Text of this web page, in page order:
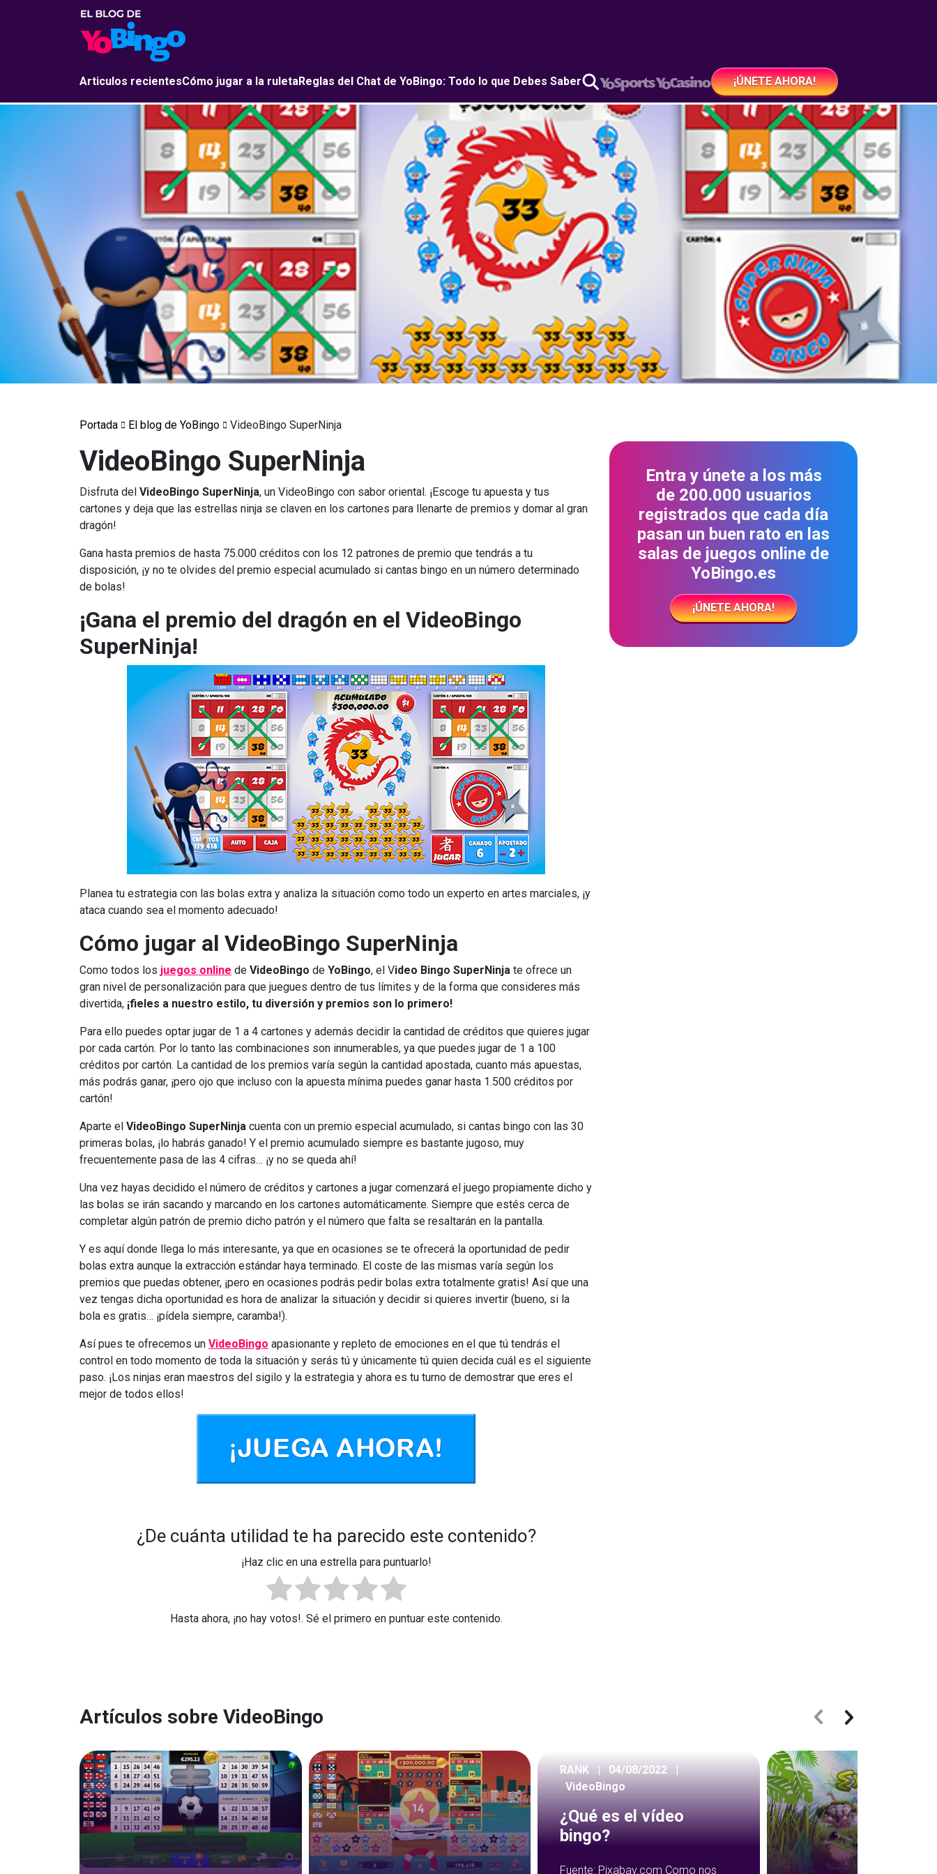
Articulos recientesCómo jugar a la ruletaReglas del Chat de YoBingo: Todo lo que Debes Saber ¡ÚNETE AHORA!
Portada El blog de YoBingo VideoBingo SuperNinja
VideoBingo SuperNinja
Disfruta del VideoBingo SuperNinja, un VideoBingo con sabor oriental. ¡Escoge tu apuesta y tus
cartones y deja que las estrellas ninja se claven en los cartones para llenarte de premios y domar al gran
dragón!
Gana hasta premios de hasta 75.000 créditos con los 12 patrones de premio que tendrás a tu
disposición, ¡y no te olvides del premio especial acumulado si cantas bingo en un número determinado
de bolas!
¡Gana el premio del dragón en el VideoBingo
SuperNinja!
Planea tu estrategia con las bolas extra y analiza la situación como todo un experto en artes marciales, ¡y
ataca cuando sea el momento adecuado!
Cómo jugar al VideoBingo SuperNinja
Como todos los juegos online de VideoBingo de YoBingo, el Video Bingo SuperNinja te ofrece un
gran nivel de personalización para que juegues dentro de tus límites y de la forma que consideres más
divertida, ¡fieles a nuestro estilo, tu diversión y premios son lo primero!
Para ello puedes optar jugar de 1 a 4 cartones y además decidir la cantidad de créditos que quieres jugar
por cada cartón. Por lo tanto las combinaciones son innumerables, ya que puedes jugar de 1 a 100
créditos por cartón. La cantidad de los premios varía según la cantidad apostada, cuanto más apuestas,
más podrás ganar, ¡pero ojo que incluso con la apuesta mínima puedes ganar hasta 1.500 créditos por
cartón!
Aparte el VideoBingo SuperNinja cuenta con un premio especial acumulado, si cantas bingo con las 30
primeras bolas, ¡lo habrás ganado! Y el premio acumulado siempre es bastante jugoso, muy
frecuentemente pasa de las 4 cifras… ¡y no se queda ahí!
Una vez hayas decidido el número de créditos y cartones a jugar comenzará el juego propiamente dicho y
las bolas se irán sacando y marcando en los cartones automáticamente. Siempre que estés cerca de
completar algún patrón de premio dicho patrón y el número que falta se resaltarán en la pantalla.
Y es aquí donde llega lo más interesante, ya que en ocasiones se te ofrecerá la oportunidad de pedir
bolas extra aunque la extracción estándar haya terminado. El coste de las mismas varía según los
premios que puedas obtener, ¡pero en ocasiones podrás pedir bolas extra totalmente gratis! Así que una
vez tengas dicha oportunidad es hora de analizar la situación y decidir si quieres invertir (bueno, si la
bola es gratis… ¡pídela siempre, caramba!).
Así pues te ofrecemos un VideoBingo apasionante y repleto de emociones en el que tú tendrás el
control en todo momento de toda la situación y serás tú y únicamente tú quien decida cuál es el siguiente
paso. ¡Los ninjas eran maestros del sigilo y la estrategia y ahora es tu turno de demostrar que eres el
mejor de todos ellos!
¿De cuánta utilidad te ha parecido este contenido?
¡Haz clic en una estrella para puntuarlo!
Hasta ahora, ¡no hay votos!. Sé el primero en puntuar este contenido.
Entra y únete a los más
de 200.000 usuarios
registrados que cada día
pasan un buen rato en las
salas de juegos online de
YoBingo.es
¡ÚNETE AHORA!
Artículos sobre VideoBingo
RANK 04/08/2022
VideoBingo
¿Qué es el vídeo
bingo?
Fuente: Pixabay.com Como nos